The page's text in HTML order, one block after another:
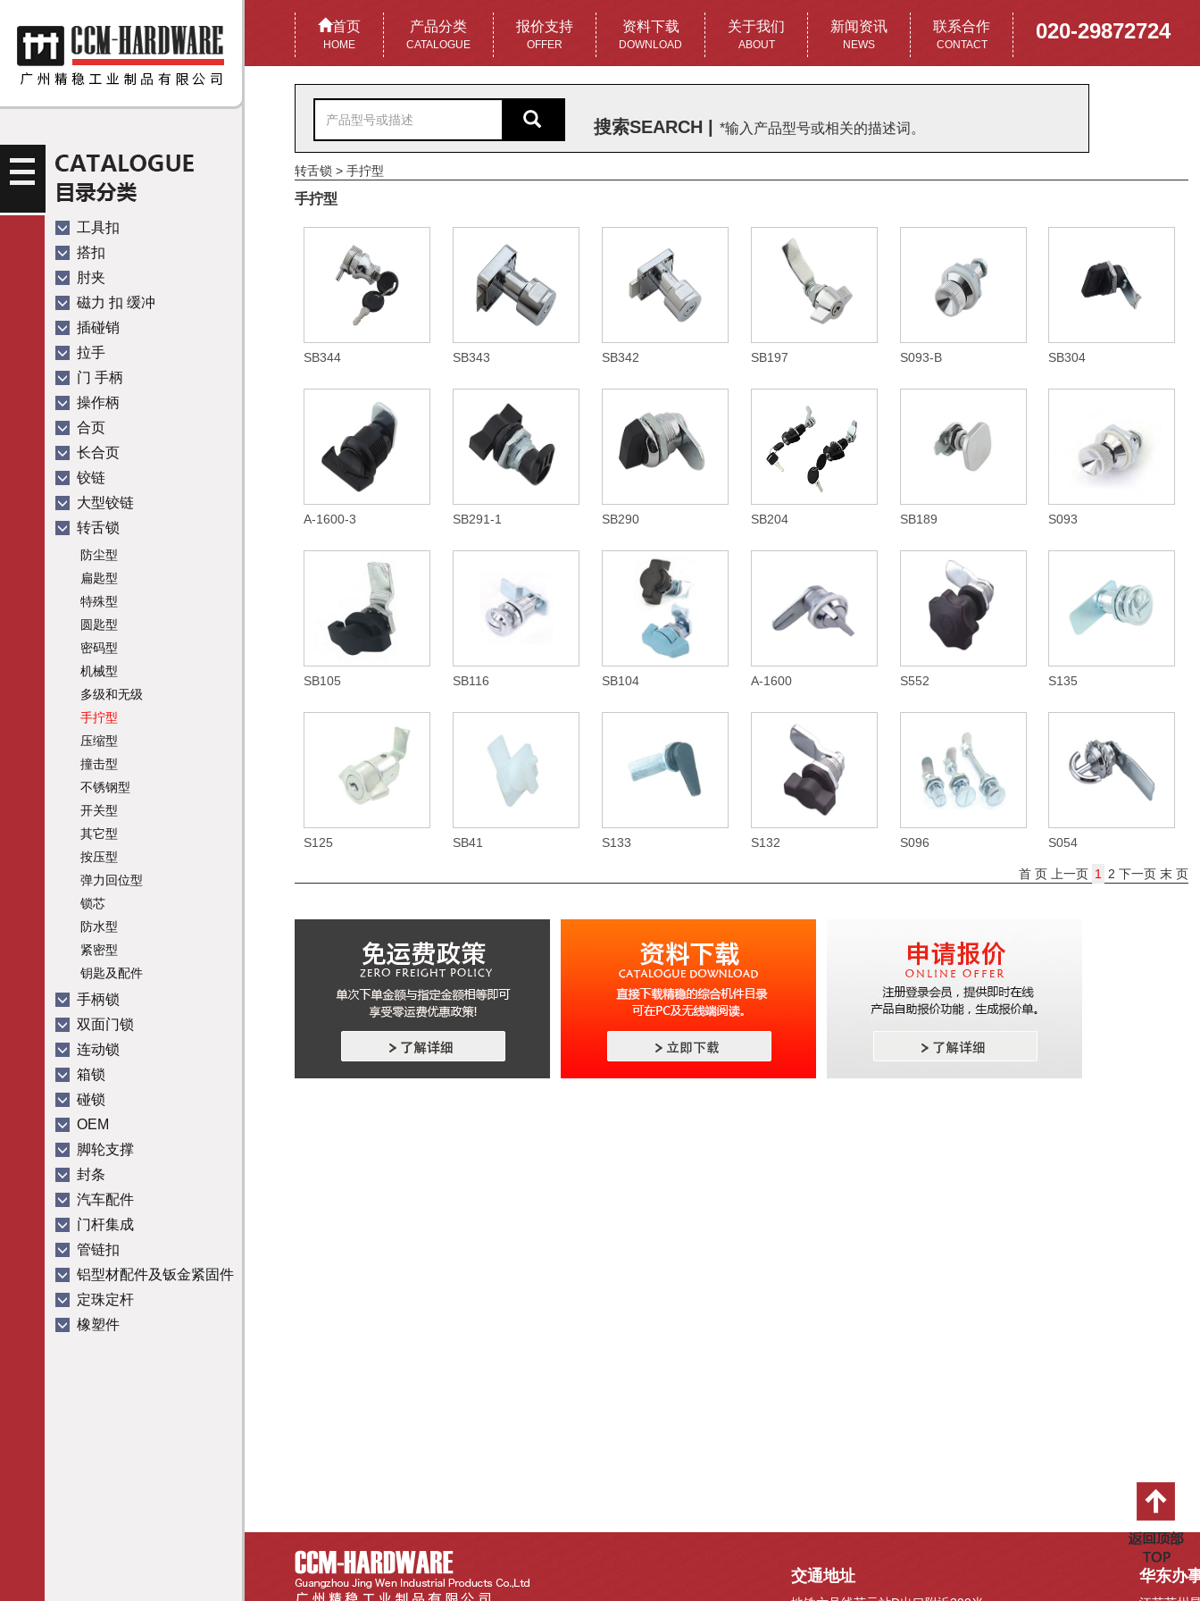
首页
HOME
产品分类
CATALOGUE
报价支持
OFFER
资料下载
DOWNLOAD
关于我们
ABOUT
新闻资讯
NEWS
联系合作
CONTACT
020-29872724
工具扣
搭扣
肘夹
磁力 扣 缓冲
插碰销
拉手
门 手柄
操作柄
合页
长合页
铰链
大型铰链
转舌锁
防尘型
扁匙型
特殊型
圆匙型
密码型
机械型
多级和无级
手拧型
压缩型
撞击型
不锈钢型
开关型
其它型
按压型
弹力回位型
锁芯
防水型
紧密型
钥匙及配件
手柄锁
双面门锁
连动锁
箱锁
碰锁
OEM
脚轮支撑
封条
汽车配件
门杆集成
管链扣
铝型材配件及钣金紧固件
定珠定杆
橡塑件
搜索SEARCH | *输入产品型号或相关的描述词。
转舌锁 > 手拧型
手拧型
SB344 SB343 SB342 SB197 S093-B SB304
A-1600-3 SB291-1 SB290 SB204 SB189 S093
SB105 SB116 SB104 A-1600 S552 S135
S125 SB41 S133 S132 S096 S054
首 页 上一页 1 2 下一页 末 页
交通地址 华东办